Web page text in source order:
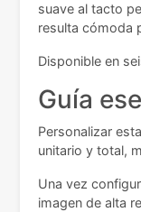
suave al tacto
resulta cómoda
Disponible en
Guía
Personalizar
unitario y total,
Una vez
imagen de alta